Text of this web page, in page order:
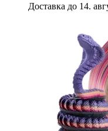
Доставка до 14.